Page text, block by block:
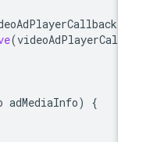
VideoAdPlayerCallback
(
adMediaInfo